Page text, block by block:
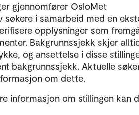
gjennomfører OsloMet
søkere i samarbeid med en
opplysninger som
Bakgrunnssjekk skjer
og ansettelse i disse
bakgrunnssjekk. Aktuelle
om dette.
informasjon om stillingen kan